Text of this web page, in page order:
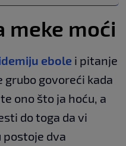
meke moći
ebole i pitanje
grubo govoreći kada
ono što ja hoću, a
do toga da vi
postoje dva